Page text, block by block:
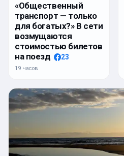
«Общественный
транспорт — только
для богатых?» В сети
возмущаются
стоимостью билетов
на поезд
23
19 часов